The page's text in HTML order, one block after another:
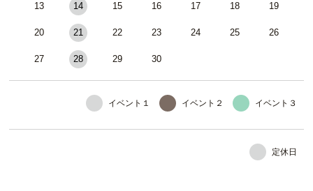
13 14 15 16 17 18 19
20 21 22 23 24 25 26
27 28 29 30
イベント１ イベント２ イベント３
定休日